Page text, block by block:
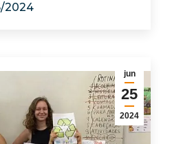
2024
jun
25
2024